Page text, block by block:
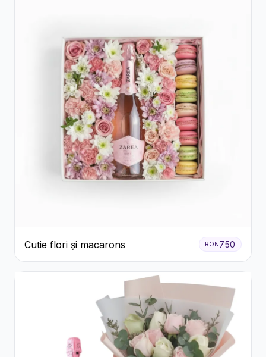
Cutie flori și macarons RON 750